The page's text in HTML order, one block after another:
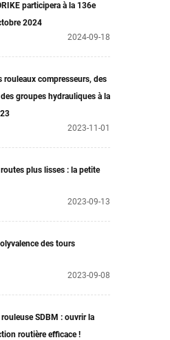
participera à la 136e
2024
2024-09-18
rouleaux compresseurs, des
groupes hydrauliques à la
2023-11-01
plus lisses : la petite
2023-09-13
des tours
2023-09-08
SDBM : ouvrir la
routière efficace !